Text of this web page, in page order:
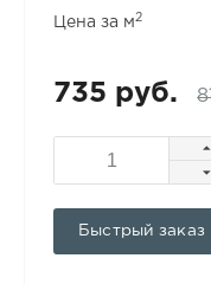
Цена за м 2
735 руб.
Быстрый заказ